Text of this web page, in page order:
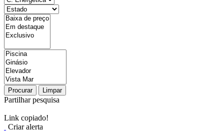
Procurar Limpar
Partilhar pesquisa
Link copiado!
Criar alerta